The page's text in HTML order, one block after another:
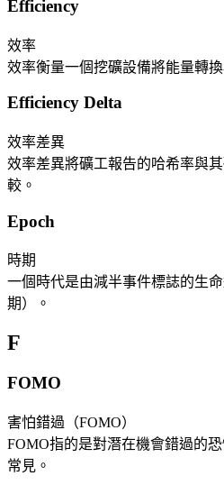
Efficiency
效率
效率衡量一個挖礦設備將能量轉
Efficiency Delta
效率差異
效率差異將礦工報告的哈希率與
較。
Epoch
時期
一個時代是由減半事件標誌的生
期）。
F
FOMO
害怕錯過（FOMO）
FOMO指的是對潛在機會錯過的
常見。